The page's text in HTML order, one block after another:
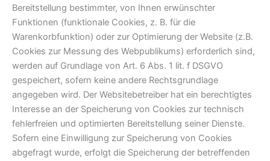
Bereitstellung bestimmter, von Ihnen erwünschter
Funktionen (funktionale Cookies, z. B. für die
Warenkorbfunktion) oder zur Optimierung der Website (z.B.
Cookies zur Messung des Webpublikums) erforderlich sind,
werden auf Grundlage von Art. 6 Abs. 1 lit. f DSGVO
gespeichert, sofern keine andere Rechtsgrundlage
angegeben wird. Der Websitebetreiber hat ein berechtigtes
Interesse an der Speicherung von Cookies zur technisch
fehlerfreien und optimierten Bereitstellung seiner Dienste.
Sofern eine Einwilligung zur Speicherung von Cookies
abgefragt wurde, erfolgt die Speicherung der betreffenden